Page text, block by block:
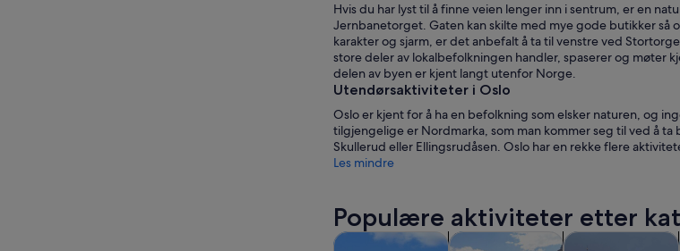
Hvis du har lyst til å finne veien lenger inn i sentrum, er en
Jernbanetorget. Gaten kan skilte med mye gode butikker så
karakter og sjarm, er det anbefalt å ta til venstre ved
store deler av lokalbefolkningen handler, spaserer og møter
delen av byen er kjent langt utenfor Norge.
Utendørsaktiviteter i Oslo
Oslo er kjent for å ha en befolkning som elsker naturen, og
tilgjengelige er Nordmarka, som man kommer seg til ved å
Skullerud eller Ellingsrudåsen. Oslo har en rekke flere
Les mindre
Populære aktiviteter etter
Omvisninger og dagsturer Åpnes i en ny fane
Historie og kulturÅpnes i en ny fane
Private og